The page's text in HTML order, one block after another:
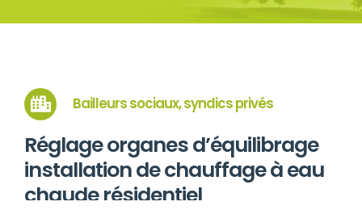
Bailleurs sociaux, syndics privés
Réglage organes d’équilibrage
installation de chauffage à eau
chaude résidentiel